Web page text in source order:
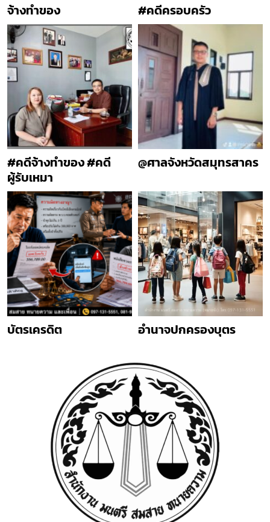
จ้างทำของ #คดีครอบครัว
#คดีจ้างทำของ #คดี
ผู้รับเหมา
@ศาลจังหวัดสมุทรสาคร
บัตรเครดิต อำนาจปกครองบุตร